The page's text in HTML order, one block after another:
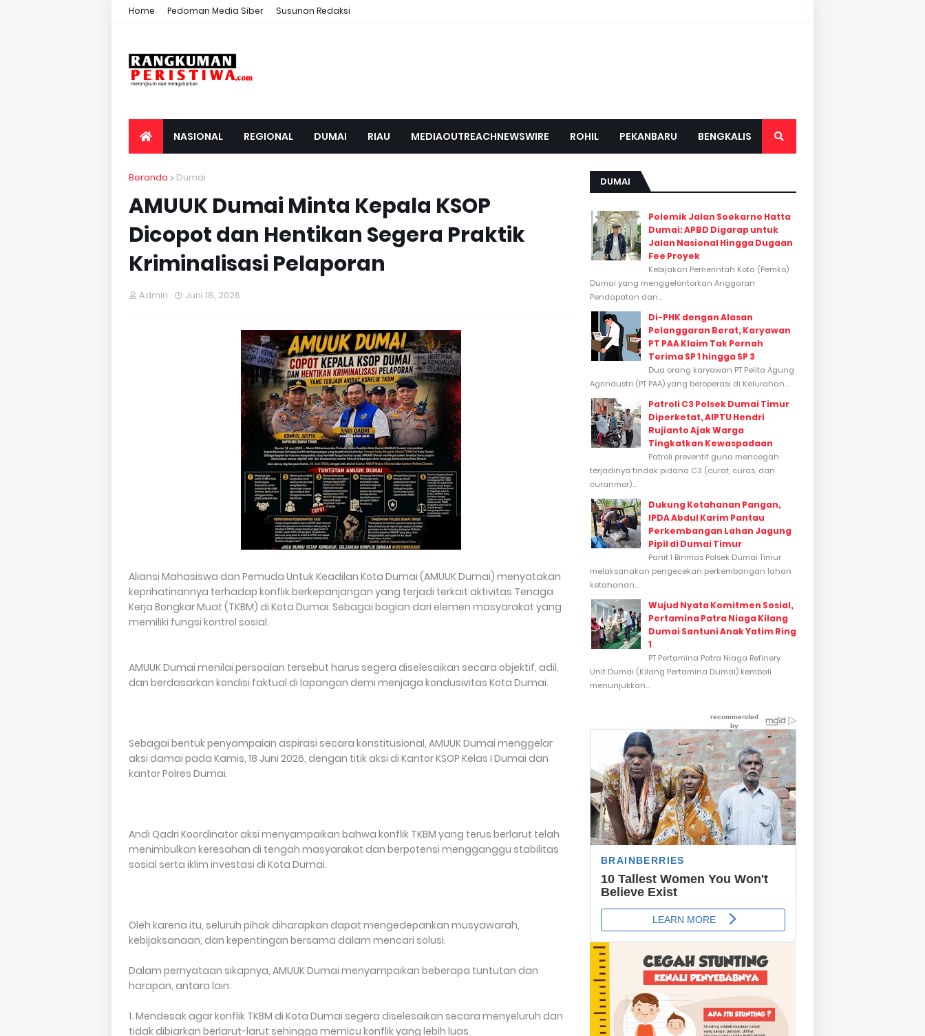
Home Pedoman Media Siber Susunan Redaksi
NASIONAL REGIONAL DUMAI RIAU MEDIAOUTREACHNEWSWIRE ROHIL PEKANBARU BENGKALIS
Beranda Dumai
AMUUK Dumai Minta Kepala KSOP
Dicopot dan Hentikan Segera Praktik
Kriminalisasi Pelaporan
Admin Juni 18, 2026
Aliansi Mahasiswa dan Pemuda Untuk Keadilan Kota Dumai (AMUUK Dumai) menyatakan
keprihatinannya terhadap konflik berkepanjangan yang terjadi terkait aktivitas Tenaga
Kerja Bongkar Muat (TKBM) di Kota Dumai. Sebagai bagian dari elemen masyarakat yang
memiliki fungsi kontrol sosial.
AMUUK Dumai menilai persoalan tersebut harus segera diselesaikan secara objektif, adil,
dan berdasarkan kondisi faktual di lapangan demi menjaga kondusivitas Kota Dumai.
Sebagai bentuk penyampaian aspirasi secara konstitusional, AMUUK Dumai menggelar
aksi damai pada Kamis, 18 Juni 2026, dengan titik aksi di Kantor KSOP Kelas I Dumai dan
kantor Polres Dumai.
Andi Qadri Koordinator aksi menyampaikan bahwa konflik TKBM yang terus berlarut telah
menimbulkan keresahan di tengah masyarakat dan berpotensi mengganggu stabilitas
sosial serta iklim investasi di Kota Dumai.
Oleh karena itu, seluruh pihak diharapkan dapat mengedepankan musyawarah,
kebijaksanaan, dan kepentingan bersama dalam mencari solusi.
Dalam pernyataan sikapnya, AMUUK Dumai menyampaikan beberapa tuntutan dan
harapan, antara lain:
1. Mendesak agar konflik TKBM di Kota Dumai segera diselesaikan secara menyeluruh dan
tidak dibiarkan berlarut-larut sehingga memicu konflik yang lebih luas.
DUMAI
Polemik Jalan Soekarno Hatta
Dumai: APBD Digarap untuk
Jalan Nasional Hingga Dugaan
Fee Proyek
Kebijakan Pemerintah Kota (Pemko)
Dumai yang menggelontorkan Anggaran
Pendapatan dan...
Di-PHK dengan Alasan
Pelanggaran Berat, Karyawan
PT PAA Klaim Tak Pernah
Terima SP 1 hingga SP 3
Dua orang karyawan PT Pelita Agung
Agrindustri (PT PAA) yang beroperasi di Kelurahan...
Patroli C3 Polsek Dumai Timur
Diperketat, AIPTU Hendri
Rujianto Ajak Warga
Tingkatkan Kewaspadaan
Patroli preventif guna mencegah
terjadinya tindak pidana C3 (curat, curas, dan
curanmor)...
Dukung Ketahanan Pangan,
IPDA Abdul Karim Pantau
Perkembangan Lahan Jagung
Pipil di Dumai Timur
Panit 1 Binmas Polsek Dumai Timur
melaksanakan pengecekan perkembangan lahan
ketahanan...
Wujud Nyata Komitmen Sosial,
Pertamina Patra Niaga Kilang
Dumai Santuni Anak Yatim Ring
1
PT Pertamina Patra Niaga Refinery
Unit Dumai (Kilang Pertamina Dumai) kembali
menunjukkan...